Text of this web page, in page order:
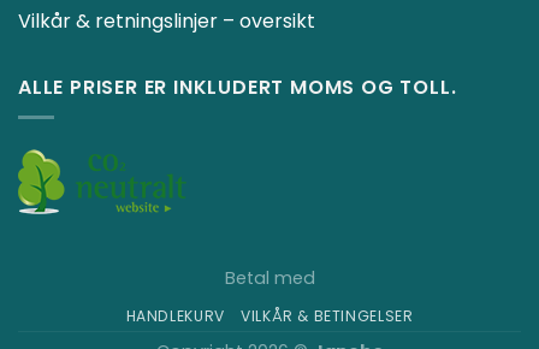
Vilkår & retningslinjer – oversikt
ALLE PRISER ER INKLUDERT MOMS OG TOLL.
Betal med
HANDLEKURV VILKÅR & BETINGELSER